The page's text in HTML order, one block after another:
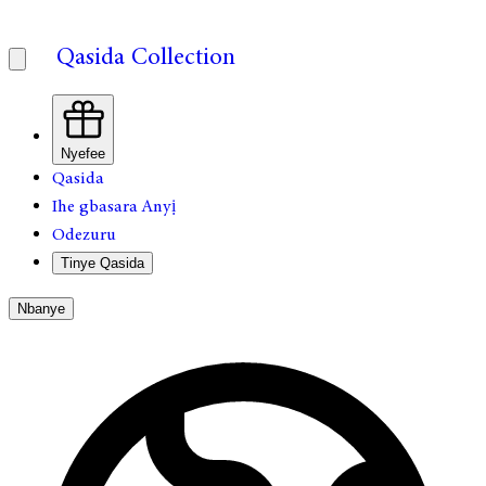
Qasida Collection
Nyefee
Qasida
Ihe gbasara Anyị
Odezuru
Tinye Qasida
Nbanye